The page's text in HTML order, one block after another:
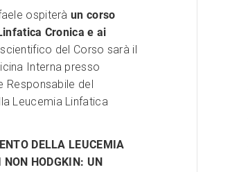
ospiteràun corso
Cronica e ai
del Corso sarà il
Interna presso
Responsabile del
Leucemia Linfatica
DELLA LEUCEMIA
HODGKIN: UN